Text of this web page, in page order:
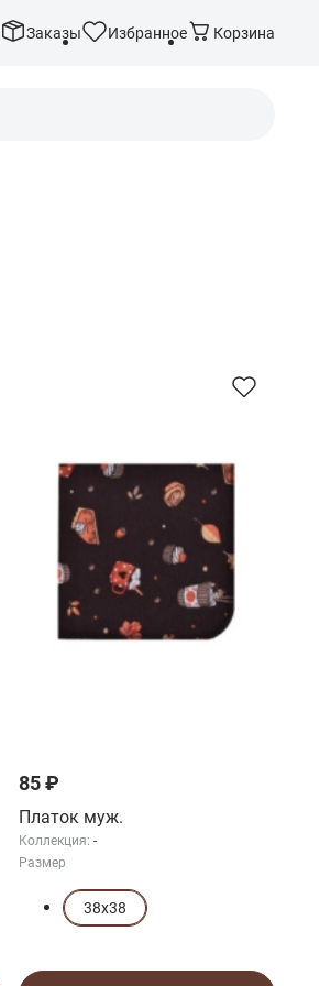
Заказы Избранное Корзина
85 ₽
Платок муж.
Коллекция: -
Размер
38х38